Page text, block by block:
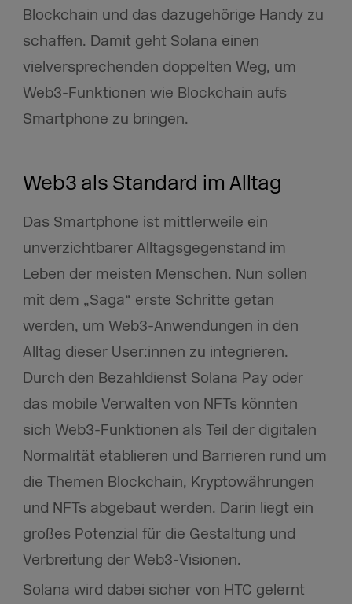
Blockchain und das dazugehörige Handy zu
schaffen. Damit geht Solana einen
vielversprechenden doppelten Weg, um
Web3-Funktionen wie Blockchain aufs
Smartphone zu bringen.
Web3 als Standard im Alltag
Das Smartphone ist mittlerweile ein
unverzichtbarer Alltagsgegenstand im
Leben der meisten Menschen. Nun sollen
mit dem „Saga“ erste Schritte getan
werden, um Web3-Anwendungen in den
Alltag dieser User:innen zu integrieren.
Durch den Bezahldienst Solana Pay oder
das mobile Verwalten von NFTs könnten
sich Web3-Funktionen als Teil der digitalen
Normalität etablieren und Barrieren rund um
die Themen Blockchain, Kryptowährungen
und NFTs abgebaut werden. Darin liegt ein
großes Potenzial für die Gestaltung und
Verbreitung der Web3-Visionen.
Solana wird dabei sicher von HTC gelernt